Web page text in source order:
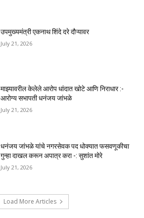
उपमुख्यमंत्री एकनाथ शिंदे दरे दौऱ्यावर
July 21, 2026
माझ्यावरील केलेले आरोप धांदात खोटे आणि निराधार :-
आरोग्य सभापती धनंजय जांभळे
July 21, 2026
धनंजय जांभळे यांचे नगरसेवक पद धोक्यात फसवणूकीचा
गुन्हा दाखल करून अपात्र करा -: सुशांत मोरे
July 21, 2026
Load More Articles